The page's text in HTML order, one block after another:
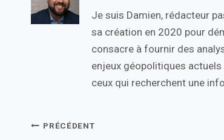
Je suis Damien, rédacteur
sa création en 2020 pour
consacre à fournir des
enjeux géopolitiques
ceux qui recherchent une
Navigation
PRÉCÉDENT